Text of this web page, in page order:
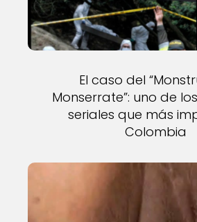
El caso del
Monserrate”: uno de
seriales que más
Colombia